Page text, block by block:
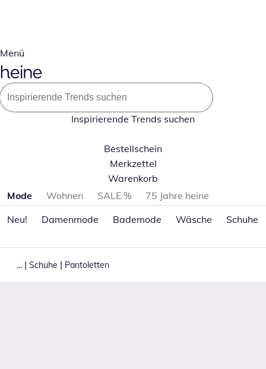
Menü
Inspirierende Trends suchen
Bestellschein
Merkzettel
Warenkorb
Produktkategorien überspringen
Mode Wohnen SALE %
75 Jahre heine
Neu!
Damenmode Bademode Wäsche Schuhe
... | Schuhe | Pantoletten